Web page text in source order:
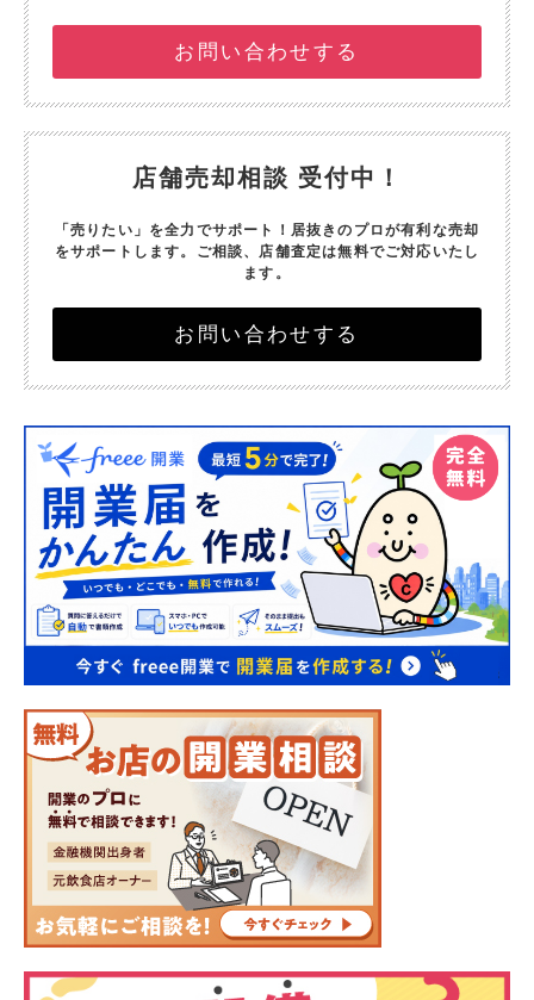
お問い合わせする
店舗売却相談 受付中！
「売りたい」を全力でサポート！ 居抜きのプロが有利な売却
をサポートします。 ご相談、店舗査定は無料でご対応いたし
ます。
お問い合わせする